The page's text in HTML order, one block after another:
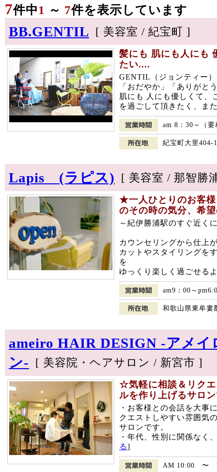
7件中1 ～ 7件を表示しています
BB.GENTIL [ 美容室 / 紀宝町 ]
髪にも 肌にも人にも
たい....
GENTIL（ジョンティー
「おだやか」「ありがと
肌にも 人にも優しくて、
を過ごして頂きたく、ま
am 8：30～（要
紀宝町大里404-
Lapis (ラピス) [ 美容室 / 那智勝
★一人ひとりのお客
のその時の気分、希
～紀伊勝浦駅のすぐ近く
カウンセリングから仕上
カットやスタイリングを
を
ゆっくり楽しく過ごせる
am9：00～
和歌山県東牟婁
ameiro HAIR DESIGN ‐アメ
ン‐
[ 美容院・ヘアサロン / 新宮市 ]
☆気軽に相談＆リク
ルを作り上げるサロ
・お客様との会話を大事
クエストしやすい雰囲気
サロンです。
・年代、性別に関係なく
る]
AM 10:00 〜